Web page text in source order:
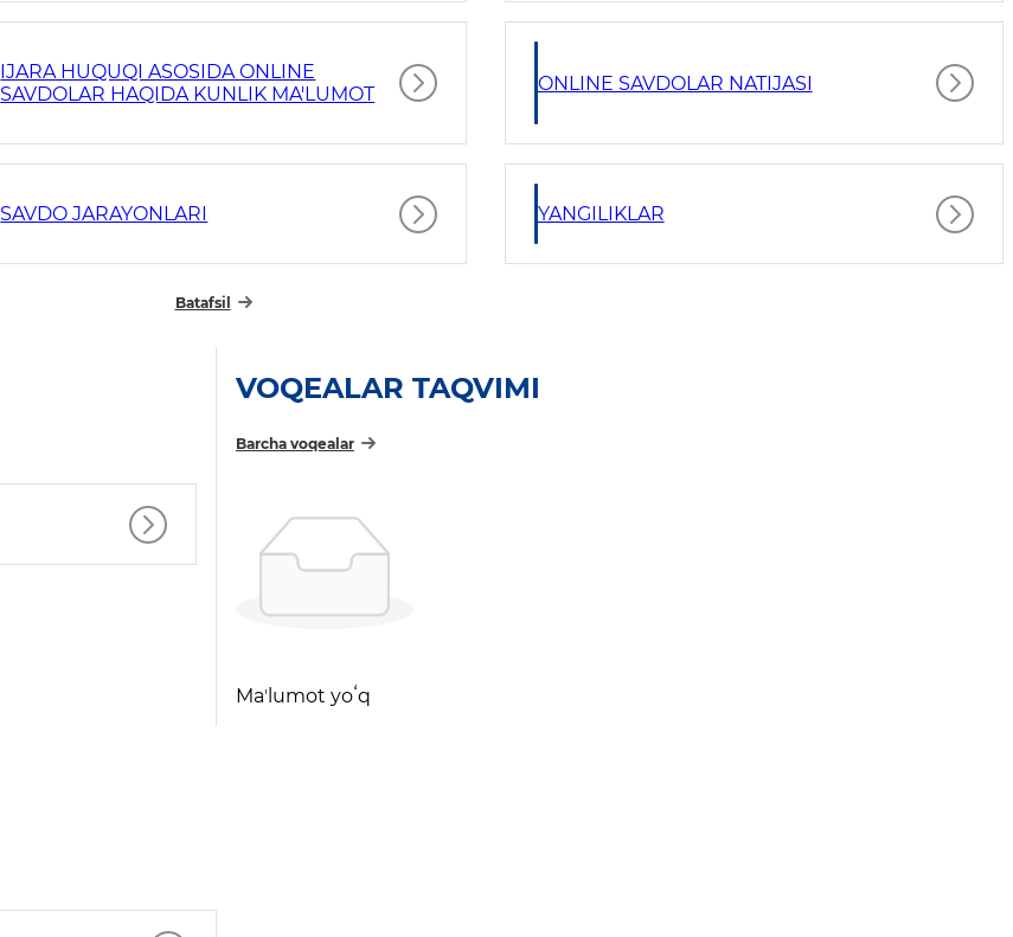
IJARA HUQUQI ASOSIDA ONLINE
SAVDOLAR HAQIDA KUNLIK MA'LUMOT
ONLINE SAVDOLAR NATIJASI
SAVDO JARAYONLARI YANGILIKLAR
Batafsil
VOQEALAR TAQVIMI
Barcha voqealar
Maʼlumot yoʻq